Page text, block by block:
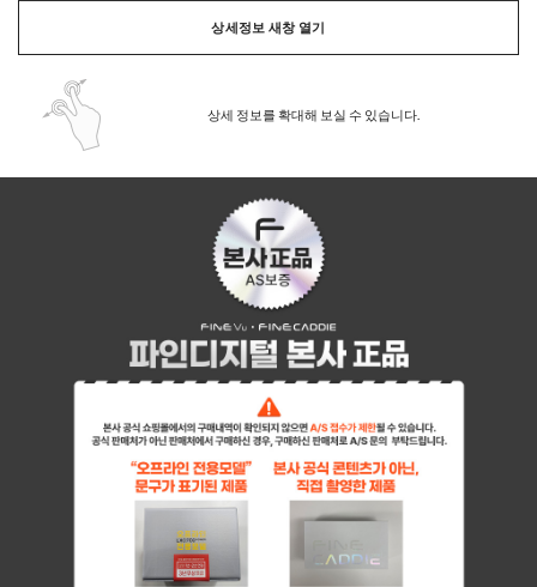
PAYCO 바로구매
상세정보 새창 열기
상세 정보를 확대해 보실 수 있습니다.